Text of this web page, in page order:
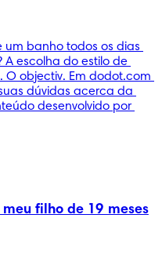
um banho todos os dias
escolha do estilo de
O objectiv. Em dodot.com
dúvidas acerca da
desenvolvido por
filho de 19 meses